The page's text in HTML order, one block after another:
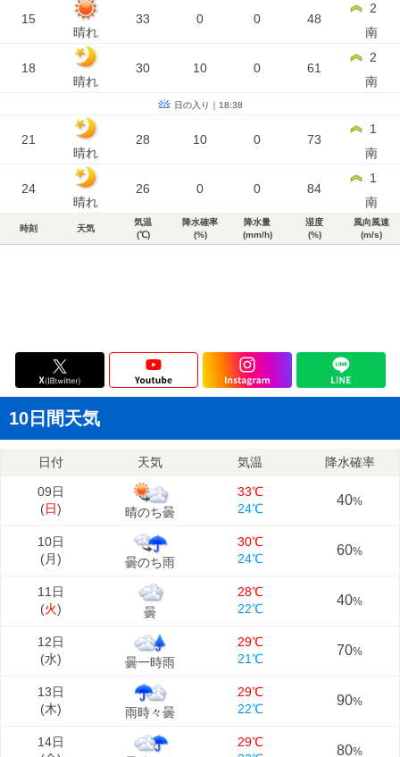
15
晴れ
33 0 0 48
2
南
18
晴れ
30 10 0 61
2
南
日の入り｜18:38
21
晴れ
28 10 0 73
1
南
24
晴れ
26 0 0 84
1
南
時刻 天気
気温
(℃)
降水確率
(%)
降水量
(mm/h)
湿度
(%)
風向風速
(m/s)
10日間天気
日付 天気 気温 降水確率
09日
(日) 晴のち曇
33℃
24℃
40%
10日
(月) 曇のち雨
30℃
24℃
60%
11日
(火) 曇
28℃
22℃
40%
12日
(水) 曇一時雨
29℃
21℃
70%
13日
(木) 雨時々曇
29℃
22℃
90%
14日
29℃
80%